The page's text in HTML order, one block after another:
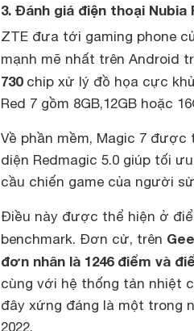
3. Đánh giá điện thoại Nubia
ZTE đưa tới gaming phone
mạnh mẽ nhất trên Android
730chip xử lý đồ họa cực
Red 7 gồm 8GB,12GB hoặc
Về phần mềm, Magic 7 được
diện Redmagic 5.0 giúp tối
cầu chiến game của người
Điều này được thể hiện ở
benchmark. Đơn cử, trên
đơn nhân là 1246 điểm và
cùng với hệ thống tản nhiệt
đây xứng đáng là một trong
2022.